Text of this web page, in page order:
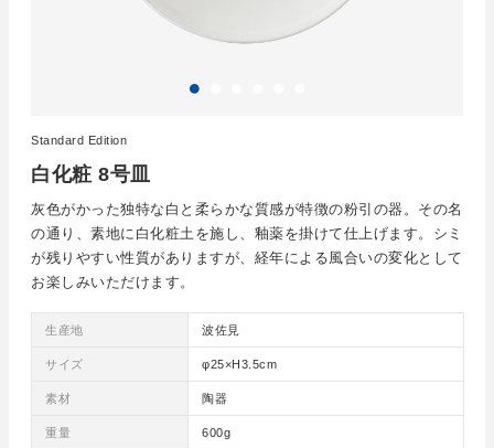
白化粧 8号皿
Standard Edition
灰色がかった独特な白と柔らかな質感が特徴の粉引の器。その名
の通り、素地に白化粧土を施し、釉薬を掛けて仕上げます。シミ
が残りやすい性質がありますが、経年による風合いの変化として
お楽しみいただけます。
生産地 波佐見
サイズ φ25×H3.5cm
素材 陶器
重量 600g